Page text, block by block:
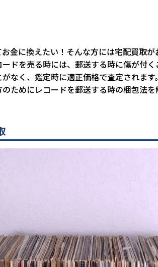
金に換えたい！そんな方には宅配買取が
ドを売る時には、郵送する時に傷が付
なく、鑑定時に適正価格で査定されます。
ためにレコードを郵送する時の梱包法